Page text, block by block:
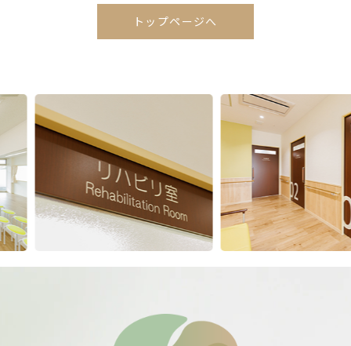
トップページへ
Previous